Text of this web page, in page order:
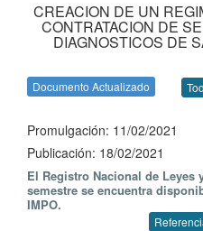
CREACION DE UN
CONTRATACION DE
DIAGNOSTICOS DE
Documento Actualizado
Promulgación: 11/02/2021
Publicación: 18/02/2021
El Registro Nacional de Leyes
semestre se encuentra
IMPO.